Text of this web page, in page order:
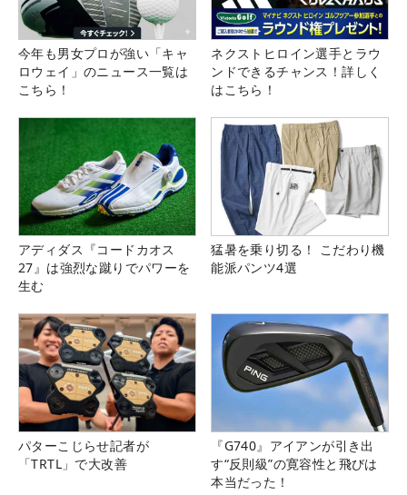
今年も男女プロが強い「キャ
ロウェイ」のニュース一覧は
こちら！
ネクストヒロイン選手とラウ
ンドできるチャンス！詳しく
はこちら！
アディダス『コードカオス
27』は強烈な蹴りでパワーを
生む
猛暑を乗り切る！ こだわり機
能派パンツ4選
パターこじらせ記者が
「TRTL」で大改善
『G740』アイアンが引き出
す“反則級”の寛容性と飛びは
本当だった！